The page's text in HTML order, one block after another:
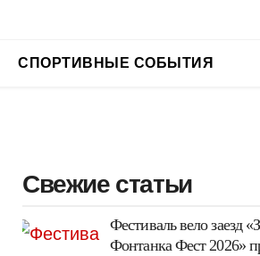
СПОРТИВНЫЕ СОБЫТИЯ
Свежие статьи
Фестиваль вело заезд
Фонтанка Фест 2026»